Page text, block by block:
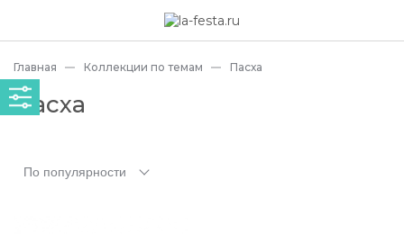
Главная Коллекции по темам Пасха
Пасха
По популярности